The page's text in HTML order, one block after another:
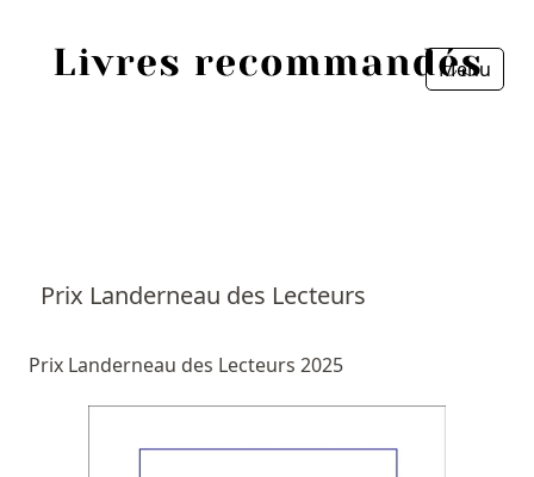
Menu
Prix Landerneau des Lecteurs
Prix Landerneau des Lecteurs 2025
Livres les plus recommandés
Fermer